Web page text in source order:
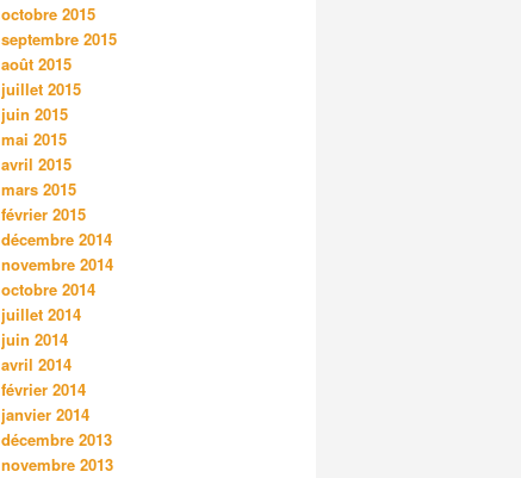
octobre 2015
septembre 2015
août 2015
juillet 2015
juin 2015
mai 2015
avril 2015
mars 2015
février 2015
décembre 2014
novembre 2014
octobre 2014
juillet 2014
juin 2014
avril 2014
février 2014
janvier 2014
décembre 2013
novembre 2013